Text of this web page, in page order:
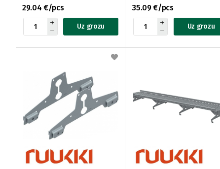
29.04 €/pcs
Uz grozu
35.09 €/pcs
Uz grozu